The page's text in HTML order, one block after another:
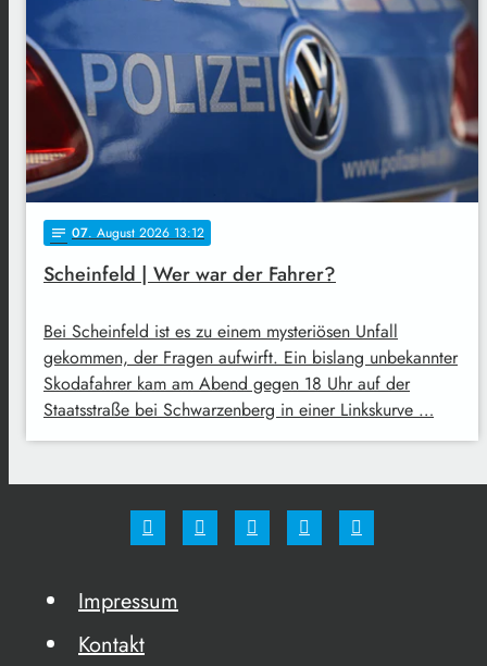
notes 07. August 2026 13:12
Scheinfeld | Wer war der Fahrer?
Bei Scheinfeld ist es zu einem mysteriösen Unfall
gekommen, der Fragen aufwirft. Ein bislang unbekannter
Skodafahrer kam am Abend gegen 18 Uhr auf der
Staatsstraße bei Schwarzenberg in einer Linkskurve …
Impressum
Kontakt